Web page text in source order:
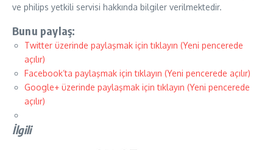
ve philips yetkili servisi hakkında bilgiler verilmektedir.
Bunu paylaş:
Twitter üzerinde paylaşmak için tıklayın (Yeni pencerede
açılır)
Facebook’ta paylaşmak için tıklayın (Yeni pencerede açılır)
Google+ üzerinde paylaşmak için tıklayın (Yeni pencerede
açılır)
İlgili